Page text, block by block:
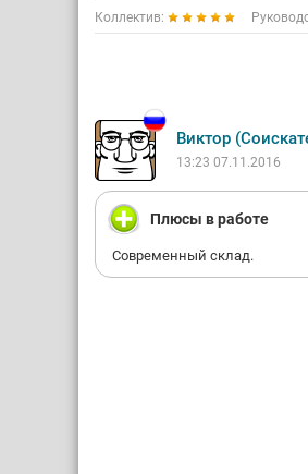
Коллектив:
Виктор
13:23 07.11.2016
Плюсы в работе
Современный склад.